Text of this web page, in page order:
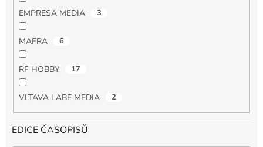
EMPRESA MEDIA 3
MAFRA 6
RF HOBBY 17
VLTAVA LABE MEDIA 2
EDICE ČASOPISŮ